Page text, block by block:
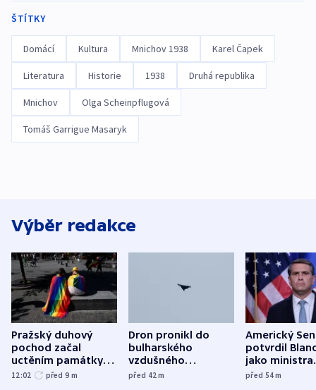
ŠTÍTKY
Domácí Kultura Mnichov 1938 Karel Čapek
Literatura Historie 1938 Druhá republika
Mnichov Olga Scheinpflugová
Tomáš Garrigue Masaryk
Výběr redakce
Pražský duhový
pochod začal
uctěním památky
obětí berlínského
12:02 před 9 m
Dron pronikl do
bulharského
vzdušného
prostoru,
před 42m
Americký
potvrdil
jako ministra
před 54m